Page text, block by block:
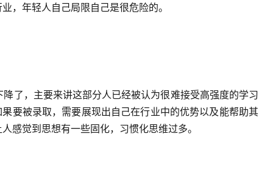
，年轻人自己局限自己是很危险的。
了，主要来讲这部分人已经被认为很难接受高强度的学习
要被录取，需要展现出自己在行业中的优势以及能帮助其
感觉到思想有一些固化，习惯化思维过多。